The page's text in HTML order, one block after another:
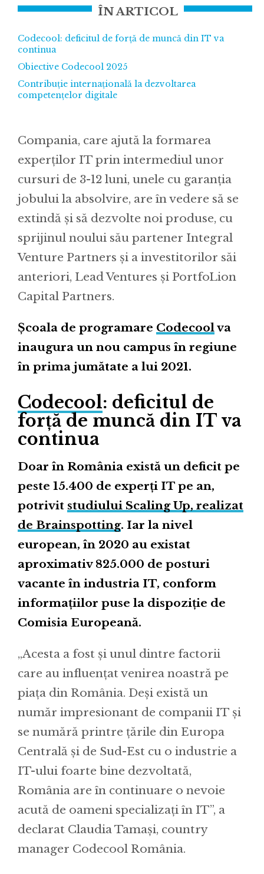
ÎN ARTICOL
Codecool: deficitul de forță de muncă din IT va
continua
Obiective Codecool 2025
Contribuție internațională la dezvoltarea
competențelor digitale
Compania, care ajută la formarea
experților IT prin intermediul unor
cursuri de 3-12 luni, unele cu garanția
jobului la absolvire, are în vedere să se
extindă și să dezvolte noi produse, cu
sprijinul noului său partener Integral
Venture Partners și a investitorilor săi
anteriori, Lead Ventures și PortfoLion
Capital Partners.
Școala de programare Codecoolva
inaugura un nou campus în regiune
în prima jumătate a lui 2021.
Codecool: deficitul de
forță de muncă din IT va
continua
Doar în România există un deficit pe
peste 15.400 de experți IT pe an,
potrivit studiului Scaling Up, realizat
de Brainspotting. Iar la nivel
european, în 2020 au existat
aproximativ 825.000 de posturi
vacante în industria IT, conform
informațiilor puse la dispoziție de
Comisia Europeană.
„Acesta a fost și unul dintre factorii
care au influenţat venirea noastră pe
piaţa din România. Deși există un
număr impresionant de companii IT și
se numără printre ţările din Europa
Centrală şi de Sud-Est cu o industrie a
IT-ului foarte bine dezvoltată,
România are în continuare o nevoie
acută de oameni specializați în IT”, a
declarat Claudia Tamași, country
manager Codecool România.